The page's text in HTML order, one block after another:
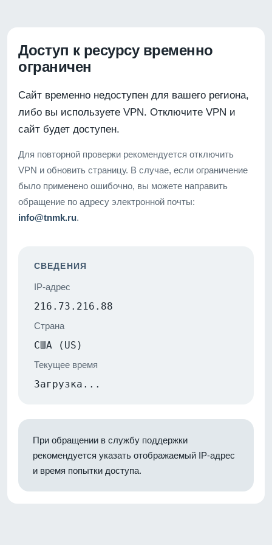
Доступ к ресурсу временно
ограничен
Сайт временно недоступен для вашего региона,
либо вы используете VPN. Отключите VPN и
сайт будет доступен.
Для повторной проверки рекомендуется отключить
VPN и обновить страницу. В случае, если ограничение
было применено ошибочно, вы можете направить
обращение по адресу электронной почты:
info@tnmk.ru.
СВЕДЕНИЯ
IP-адрес
216.73.216.88
Страна
США (US)
Текущее время
Загрузка...
При обращении в службу поддержки
рекомендуется указать отображаемый IP-адрес
и время попытки доступа.